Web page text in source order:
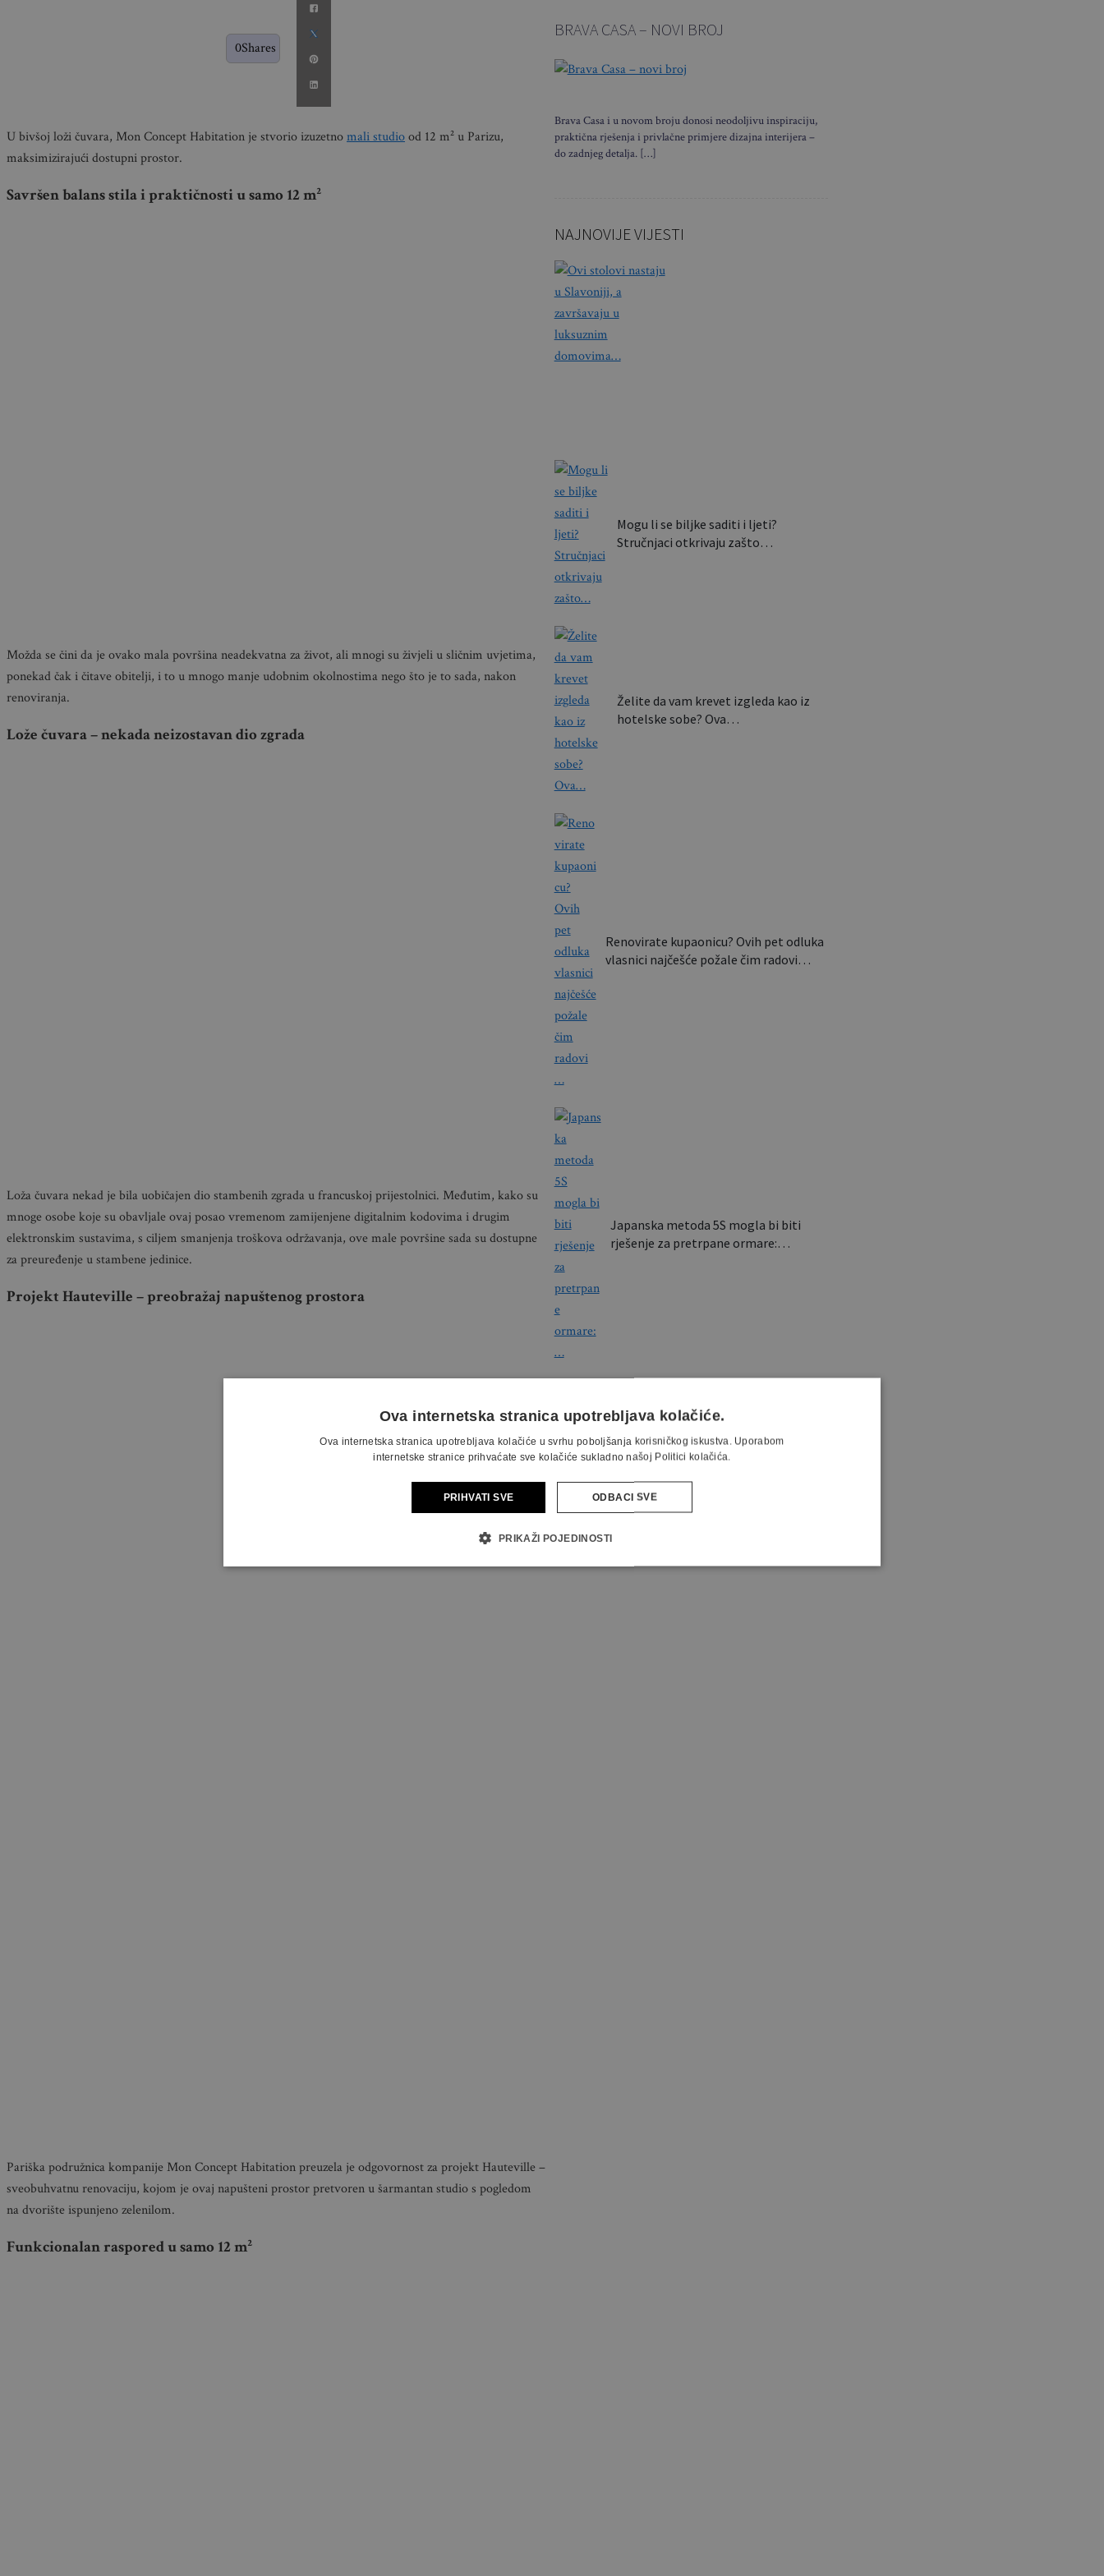
0Shares
U bivšoj loži čuvara, Mon Concept Habitation je stvorio izuzetnomali studiood 12 m² u Parizu,
maksimizirajući dostupni prostor.
Savršen balans stila i praktičnosti u samo 12 m²
Možda se čini da je ovako mala površina neadekvatna za život, ali mnogi su živjeli u sličnim uvjetima,
ponekad čak i čitave obitelji, i to u mnogo manje udobnim okolnostima nego što je to sada, nakon
renoviranja.
Lože čuvara – nekada neizostavan dio zgrada
Loža čuvara nekad je bila uobičajen dio stambenih zgrada u francuskoj prijestolnici. Međutim, kako su
mnoge osobe koje su obavljale ovaj posao vremenom zamijenjene digitalnim kodovima i drugim
elektronskim sustavima, s ciljem smanjenja troškova održavanja, ove male površine sada su dostupne
za preuređenje u stambene jedinice.
Projekt Hauteville – preobražaj napuštenog prostora
Pariška podružnica kompanije Mon Concept Habitation preuzela je odgovornost za projekt Hauteville –
sveobuhvatnu renovaciju, kojom je ovaj napušteni prostor pretvoren u šarmantan studio s pogledom
na dvorište ispunjeno zelenilom.
Funkcionalan raspored u samo 12 m²
BRAVA CASA – NOVI BROJ
Brava Casa i u novom broju donosi neodoljivu inspiraciju,
praktična rješenja i privlačne primjere dizajna interijera –
do zadnjeg detalja. […]
NAJNOVIJE VIJESTI
Mogu li se biljke saditi i ljeti?
Stručnjaci otkrivaju zašto…
Želite da vam krevet izgleda kao iz
hotelske sobe? Ova…
Renovirate kupaonicu? Ovih pet odluka
vlasnici najčešće požale čim radovi…
Japanska metoda 5S mogla bi biti
rješenje za pretrpane ormare:…
Ova internetska stranica upotrebljava kolačiće.
Ova internetska stranica upotrebljava kolačiće u svrhu poboljšanja korisničkog iskustva. Uporabom
internetske stranice prihvaćate sve kolačiće sukladno našoj Politici kolačića.
PRIHVATI SVE ODBACI SVE
PRIKAŽI POJEDINOSTI